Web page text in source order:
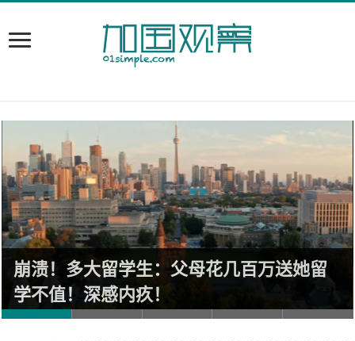
崩溃！多大留学生：父母花几百万送她留
学不值！深感内疚！